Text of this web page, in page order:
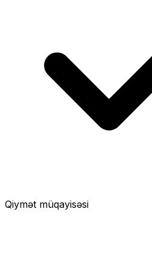
Qiymət müqayisəsi